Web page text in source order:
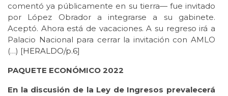
comentó ya públicamente en su tierra— fue invitado
por López Obrador a integrarse a su gabinete.
Aceptó. Ahora está de vacaciones. A su regreso irá a
Palacio Nacional para cerrar la invitación con AMLO
(…) [HERALDO/p.6]
PAQUETE ECONÓMICO 2022
En la discusión de la Ley de Ingresos prevalecerá